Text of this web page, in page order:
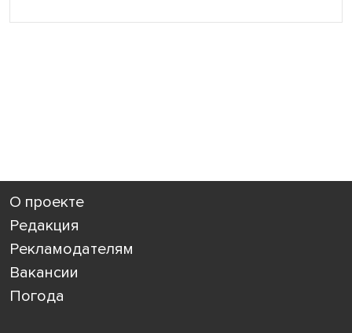
О проекте
Редакция
Рекламодателям
Вакансии
Погода